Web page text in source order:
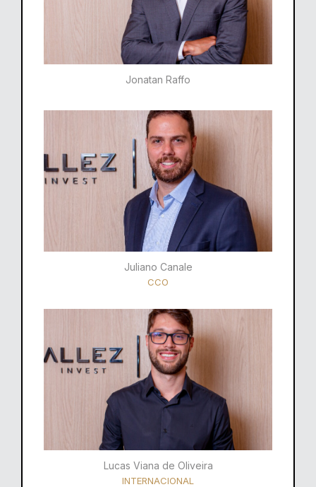
Jonatan Raffo
Juliano Canale
CCO
Lucas Viana de Oliveira
INTERNACIONAL